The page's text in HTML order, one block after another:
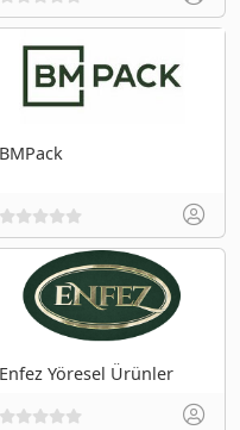
BMPack
Enfez Yöresel Ürünler